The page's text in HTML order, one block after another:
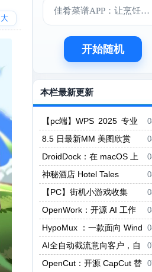
大
佳肴菜谱APP：让烹饪变得更简单美味
开始随机
本栏最新更新
【pc端】WPS 2025 专业
版增强版，内置永久授权【
B】
8.5 日最新MM 美图欣赏
DroidDock：在 macOS 上
浏览 Android 文件的轻量级
文件管理器
神秘酒店 Hotel Tales
【PC】街机小游戏收集
（拳皇、合金弹头、月华剑士
国战纪、恐龙快打、三国志）
8MB
OpenWork：开源 AI 工作
流平台，跨工具统一管理
Skills
HypoMux ：一款面向 Wind
ows 的开源多网卡聚合与分流
具
AI全自动截流意向客户，自
动监控最新评论和作品，自动
OpenCut：开源 CapCut 替